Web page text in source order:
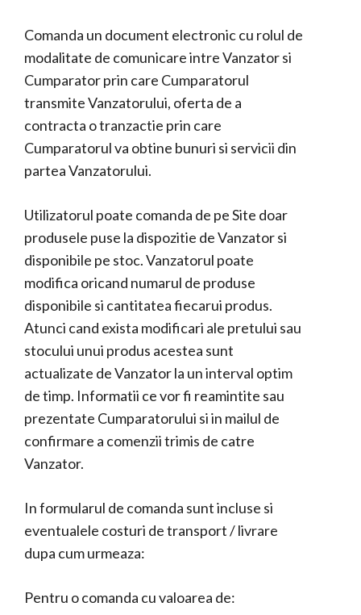
Comanda un document electronic cu rolul de
modalitate de comunicare intre Vanzator si
Cumparator prin care Cumparatorul
transmite Vanzatorului, oferta de a
contracta o tranzactie prin care
Cumparatorul va obtine bunuri si servicii din
partea Vanzatorului.
Utilizatorul poate comanda de pe Site doar
produsele puse la dispozitie de Vanzator si
disponibile pe stoc. Vanzatorul poate
modifica oricand numarul de produse
disponibile si cantitatea fiecarui produs.
Atunci cand exista modificari ale pretului sau
stocului unui produs acestea sunt
actualizate de Vanzator la un interval optim
de timp. Informatii ce vor fi reamintite sau
prezentate Cumparatorului si in mailul de
confirmare a comenzii trimis de catre
Vanzator.
In formularul de comanda sunt incluse si
eventualele costuri de transport / livrare
dupa cum urmeaza:
Pentru o comanda cu valoarea de: